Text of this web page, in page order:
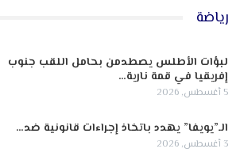
رياضة
لبؤات الأطلس يصطدمن بحامل اللقب جنوب
إفريقيا في قمة نارية…
5 أغسطس, 2026
الـ”يويفا” يهدد باتخاذ إجراءات قانونية ضد…
3 أغسطس, 2026